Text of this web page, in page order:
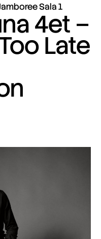
Sala 1
4et –
Late